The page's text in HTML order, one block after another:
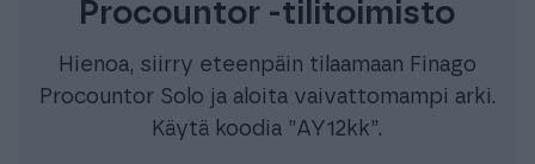
Procountor -tilitoimisto
Hienoa, siirry eteenpäin tilaamaan Finago
Procountor Solo ja aloita vaivattomampi arki.
Käytä koodia ”AY12kk”.